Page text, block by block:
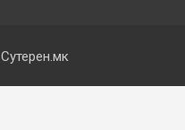
Сутерен.мк